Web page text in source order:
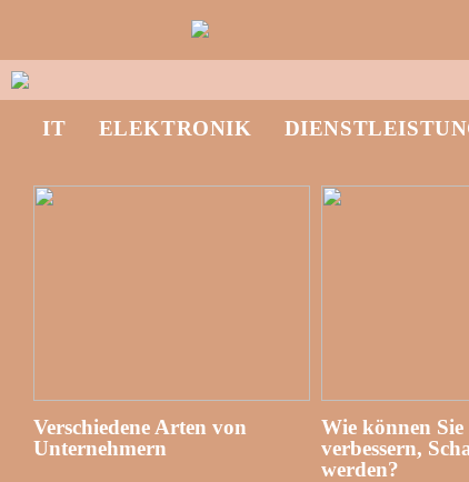
IT ELEKTRONIK
Verschiedene Arten von
Unternehmern
Wie können
verbessern,
werden?